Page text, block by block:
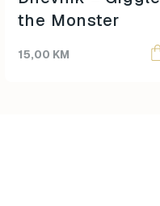
the Monster
15,00 KM